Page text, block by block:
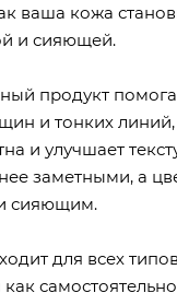
ваша кожа
и сияющей.
продукт
и тонких линий,
и улучшает
заметными, а
сияющим.
для всех
как